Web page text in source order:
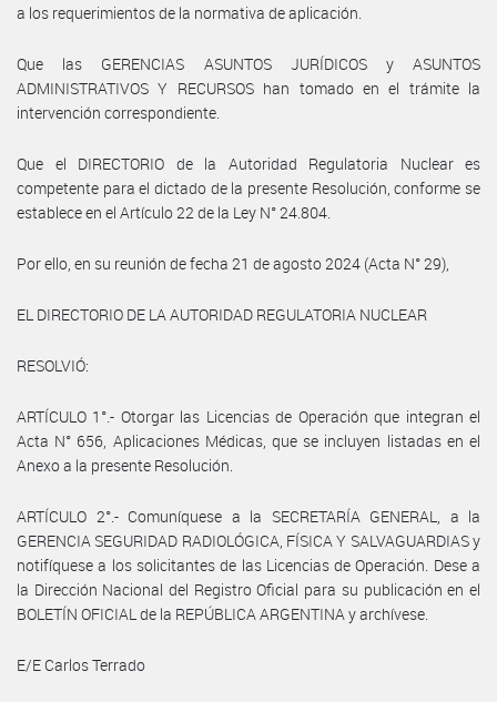
a los requerimientos de la normativa de aplicación.
Que las GERENCIAS ASUNTOS JURÍDICOS y ASUNTOS
ADMINISTRATIVOS Y RECURSOS han tomado en el trámite la
intervención correspondiente.
Que el DIRECTORIO de la Autoridad Regulatoria Nuclear es
competente para el dictado de la presente Resolución, conforme se
establece en el Artículo 22 de la Ley N° 24.804.
Por ello, en su reunión de fecha 21 de agosto 2024 (Acta N° 29),
EL DIRECTORIO DE LA AUTORIDAD REGULATORIA NUCLEAR
RESOLVIÓ:
ARTÍCULO 1°.- Otorgar las Licencias de Operación que integran el
Acta N° 656, Aplicaciones Médicas, que se incluyen listadas en el
Anexo a la presente Resolución.
ARTÍCULO 2°.- Comuníquese a la SECRETARÍA GENERAL, a la
GERENCIA SEGURIDAD RADIOLÓGICA, FÍSICA Y SALVAGUARDIAS y
notifíquese a los solicitantes de las Licencias de Operación. Dese a
la Dirección Nacional del Registro Oficial para su publicación en el
BOLETÍN OFICIAL de la REPÚBLICA ARGENTINA y archívese.
E/E Carlos Terrado